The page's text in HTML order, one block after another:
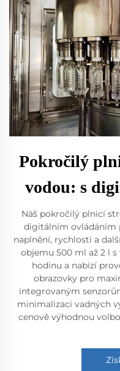
Pokročilý
vodou: s
Náš pokročilý plnicí
digitálním ovládáním
naplnění, rychlosti a
objemu 500 ml až 2 l
hodinu a nabízí
obrazovky pro
integrovaným
minimalizaci vadných
cenově výhodnou